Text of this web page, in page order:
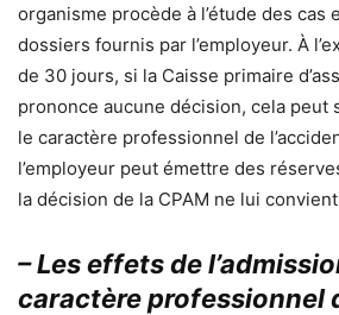
organisme procède à l’étude des cas
dossiers fournis par l’employeur. À
de 30 jours, si la Caisse primaire
prononce aucune décision, cela peut
le caractère professionnel de
l’employeur peut émettre des
la décision de la CPAM ne lui
– Les effets de
caractère professionnel